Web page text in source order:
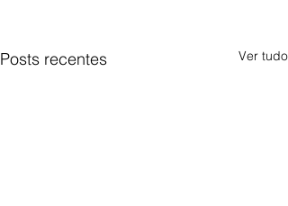
Posts recentes Ver tudo